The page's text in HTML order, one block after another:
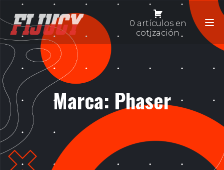
0 artículos en
cotización
Marca: Phaser